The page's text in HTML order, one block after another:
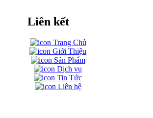
Liên kết
Trang Chủ
Giới Thiệu
Sản Phẩm
Dịch vụ
Tin Tức
Liên hệ